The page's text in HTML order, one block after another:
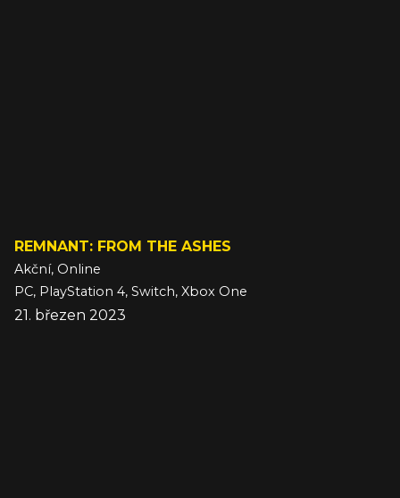
REMNANT: FROM THE ASHES
Akční, Online
PC, PlayStation 4, Switch, Xbox One
21. březen 2023